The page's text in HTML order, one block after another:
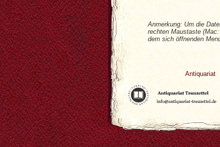
Anmerkung: Um die
rechten Maustaste
dem sich öffnenden
Antiquariat